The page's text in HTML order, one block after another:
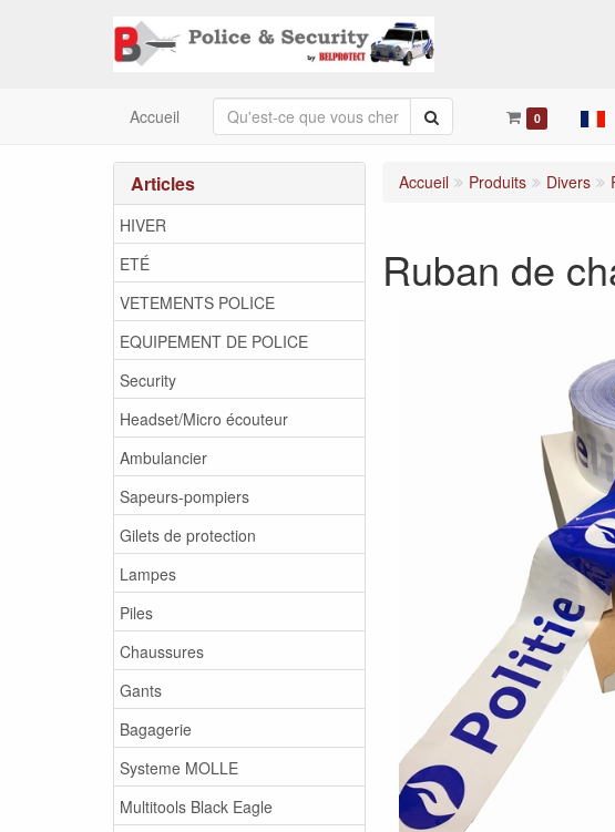
Accueil Rechercher 0
Articles
HIVER
ETÉ
VETEMENTS POLICE
EQUIPEMENT DE POLICE
Security
Headset/Micro écouteur
Ambulancier
Sapeurs-pompiers
Gilets de protection
Lampes
Piles
Chaussures
Gants
Bagagerie
Systeme MOLLE
Multitools Black Eagle
Accueil Produits Divers
Ruban de